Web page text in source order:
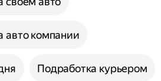
авто компании
Подработка курьером